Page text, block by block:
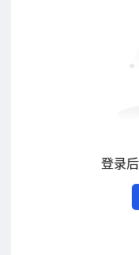
登录